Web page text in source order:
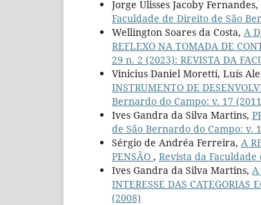
Jorge Ulisses Jacoby Fernandes,
Faculdade de Direito de São
Wellington Soares da Costa, A
REFLEXO NA TOMADA DE
29 n. 2 (2023): REVISTA DA
Vinicius Daniel Moretti, Luís
INSTRUMENTO DE
Bernardo do Campo: v. 17
Ives Gandra da Silva Martins,
de São Bernardo do Campo: v.
Sérgio de Andréa Ferreira, A
PENSÃO , Revista da
Ives Gandra da Silva Martins, A
INTERESSE DAS CATEGORIAS
(2008)